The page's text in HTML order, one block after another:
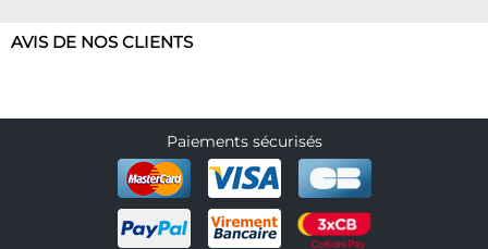
AVIS DE NOS CLIENTS
Paiements sécurisés